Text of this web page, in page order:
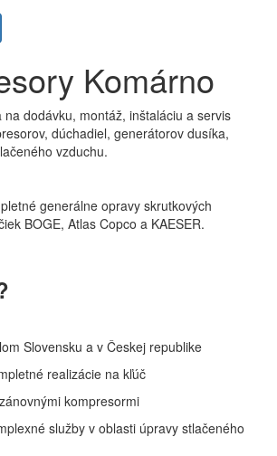
Komárno
na dodávku, montáž, inštaláciu a servis
dúchadiel, generátorov dusíka,
vzduchu.
generálne opravy skrutkových
BOGE, Atlas Copco a KAESER.
Slovensku a v Českej republike
realizácie na kľúč
kompresormi
služby v oblasti úpravy stlačeného